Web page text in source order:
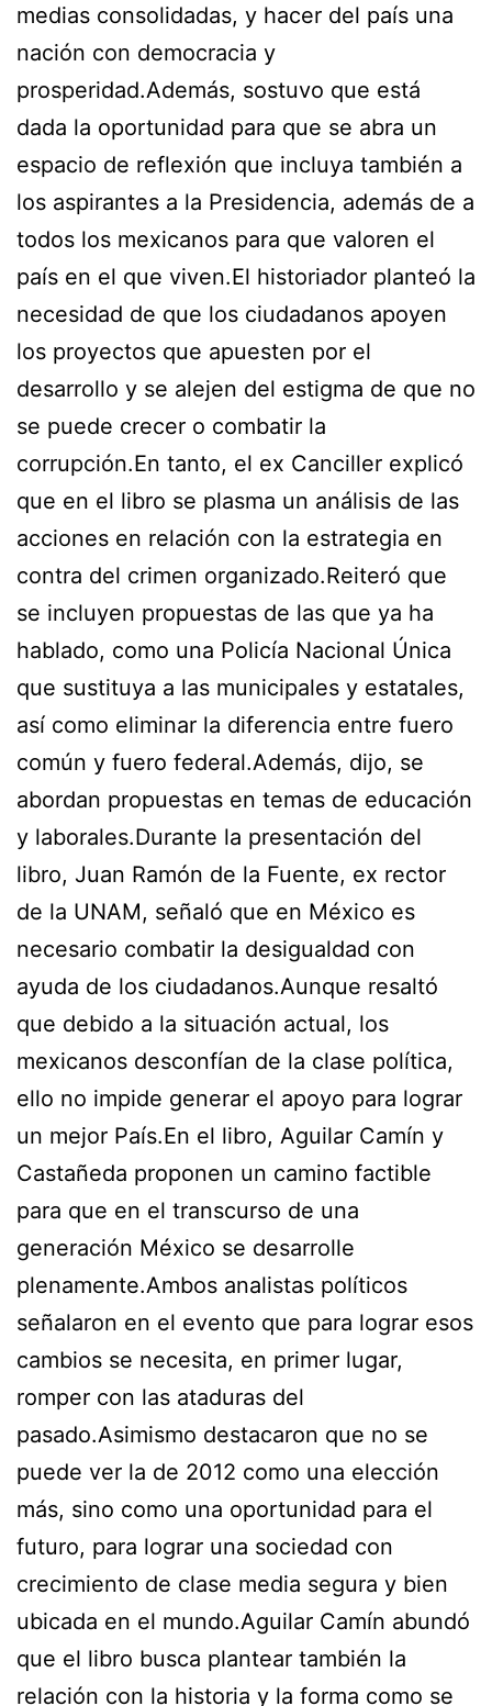
medias consolidadas, y hacer del país una
nación con democracia y
prosperidad.Además, sostuvo que está
dada la oportunidad para que se abra un
espacio de reflexión que incluya también a
los aspirantes a la Presidencia, además de a
todos los mexicanos para que valoren el
país en el que viven.El historiador planteó la
necesidad de que los ciudadanos apoyen
los proyectos que apuesten por el
desarrollo y se alejen del estigma de que no
se puede crecer o combatir la
corrupción.En tanto, el ex Canciller explicó
que en el libro se plasma un análisis de las
acciones en relación con la estrategia en
contra del crimen organizado.Reiteró que
se incluyen propuestas de las que ya ha
hablado, como una Policía Nacional Única
que sustituya a las municipales y estatales,
así como eliminar la diferencia entre fuero
común y fuero federal.Además, dijo, se
abordan propuestas en temas de educación
y laborales.Durante la presentación del
libro, Juan Ramón de la Fuente, ex rector
de la UNAM, señaló que en México es
necesario combatir la desigualdad con
ayuda de los ciudadanos.Aunque resaltó
que debido a la situación actual, los
mexicanos desconfían de la clase política,
ello no impide generar el apoyo para lograr
un mejor País.En el libro, Aguilar Camín y
Castañeda proponen un camino factible
para que en el transcurso de una
generación México se desarrolle
plenamente.Ambos analistas políticos
señalaron en el evento que para lograr esos
cambios se necesita, en primer lugar,
romper con las ataduras del
pasado.Asimismo destacaron que no se
puede ver la de 2012 como una elección
más, sino como una oportunidad para el
futuro, para lograr una sociedad con
crecimiento de clase media segura y bien
ubicada en el mundo.Aguilar Camín abundó
que el libro busca plantear también la
relación con la historia y la forma como se